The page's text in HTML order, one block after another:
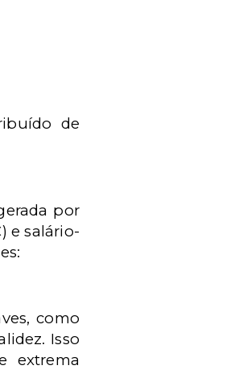
de
por
e salário-
como
Isso
extrema